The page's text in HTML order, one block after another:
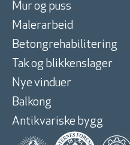
Mur og puss
Malerarbeid
Betongrehabilitering
Tak og blikkenslager
Nye vinduer
Balkong
Antikvariske bygg